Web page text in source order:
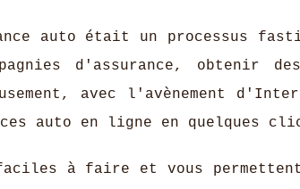
auto était un processus
d'assurance, obtenir
avec l'avènement
auto en ligne en quelques
à faire et vous